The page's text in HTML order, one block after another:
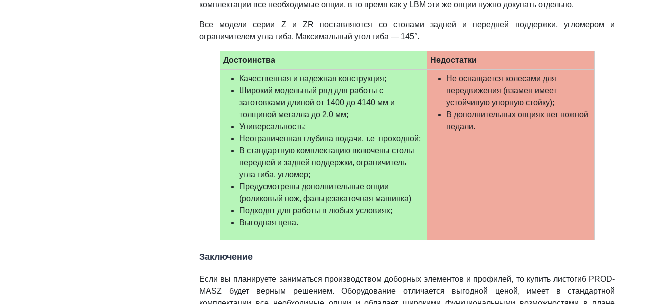
комплектации все необходимые опции, в то время как у LBM эти же опции нужно докупать отдельно.
Все модели серии Z и ZR поставляются со столами задней и передней поддержки, угломером и
ограничителем угла гиба. Максимальный угол гиба — 145°.
Достоинства Недостатки
Качественная и надежная конструкция;
Широкий модельный ряд для работы с
заготовками длиной от 1400 до 4140 мм и
толщиной металла до 2.0 мм;
Универсальность;
Неограниченная глубина подачи, т.е проходной;
В стандартную комплектацию включены столы
передней и задней поддержки, ограничитель
угла гиба, угломер;
Предусмотрены дополнительные опции
(роликовый нож, фальцезакаточная машинка)
Подходят для работы в любых условиях;
Выгодная цена.
Не оснащается колесами для
передвижения (взамен имеет
устойчивую упорную стойку);
В дополнительных опциях нет ножной
педали.
Заключение
Если вы планируете заниматься производством доборных элементов и профилей, то купить листогиб PROD-
MASZ будет верным решением. Оборудование отличается выгодной ценой, имеет в стандартной